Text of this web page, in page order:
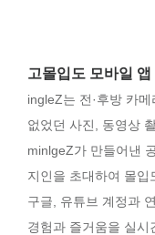
고몰입도 모바일 앱
ingleZ는 전·후방 카
없었던 사진, 동영상
minlgeZ가 만들어낸
지인을 초대하여 몰입
구글, 유튜브 계정과
경험과 즐거움을 실시